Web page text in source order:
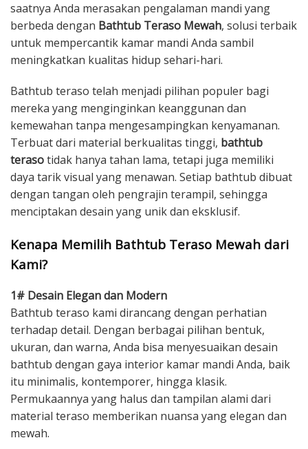
saatnya Anda merasakan pengalaman mandi yang
berbeda dengan Bathtub Teraso Mewah, solusi terbaik
untuk mempercantik kamar mandi Anda sambil
meningkatkan kualitas hidup sehari-hari.
Bathtub teraso telah menjadi pilihan populer bagi
mereka yang menginginkan keanggunan dan
kemewahan tanpa mengesampingkan kenyamanan.
Terbuat dari material berkualitas tinggi, bathtub
terasotidak hanya tahan lama, tetapi juga memiliki
daya tarik visual yang menawan. Setiap bathtub dibuat
dengan tangan oleh pengrajin terampil, sehingga
menciptakan desain yang unik dan eksklusif.
Kenapa Memilih Bathtub Teraso Mewah dari
Kami?
1# Desain Elegan dan Modern
Bathtub teraso kami dirancang dengan perhatian
terhadap detail. Dengan berbagai pilihan bentuk,
ukuran, dan warna, Anda bisa menyesuaikan desain
bathtub dengan gaya interior kamar mandi Anda, baik
itu minimalis, kontemporer, hingga klasik.
Permukaannya yang halus dan tampilan alami dari
material teraso memberikan nuansa yang elegan dan
mewah.